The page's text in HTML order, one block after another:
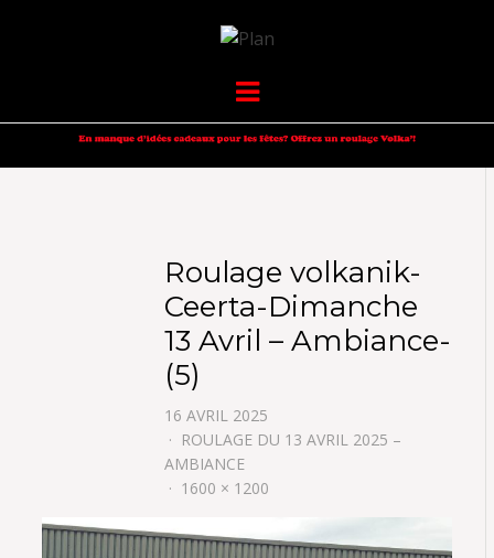
VOLKANIK-
ENDURANCE
Menu
Roulage volkanik-
Ceerta-Dimanche
13 Avril – Ambiance-
(5)
16 AVRIL 2025
ROULAGE DU 13 AVRIL 2025 –
AMBIANCE
1600 × 1200